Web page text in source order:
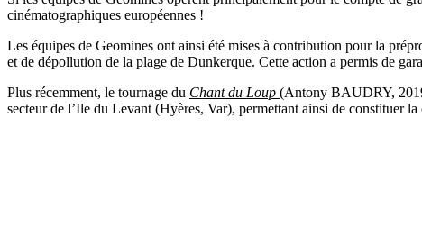
cinématographiques européennes !
Les équipes de Geomines ont ainsi été mises à contribution pour la
et de dépollution de la plage de Dunkerque. Cette action a permis de
Plus récemment, le tournage du Chant du Loup (Antony BAUDRY,
secteur de l’Ile du Levant (Hyères, Var), permettant ainsi de constituer